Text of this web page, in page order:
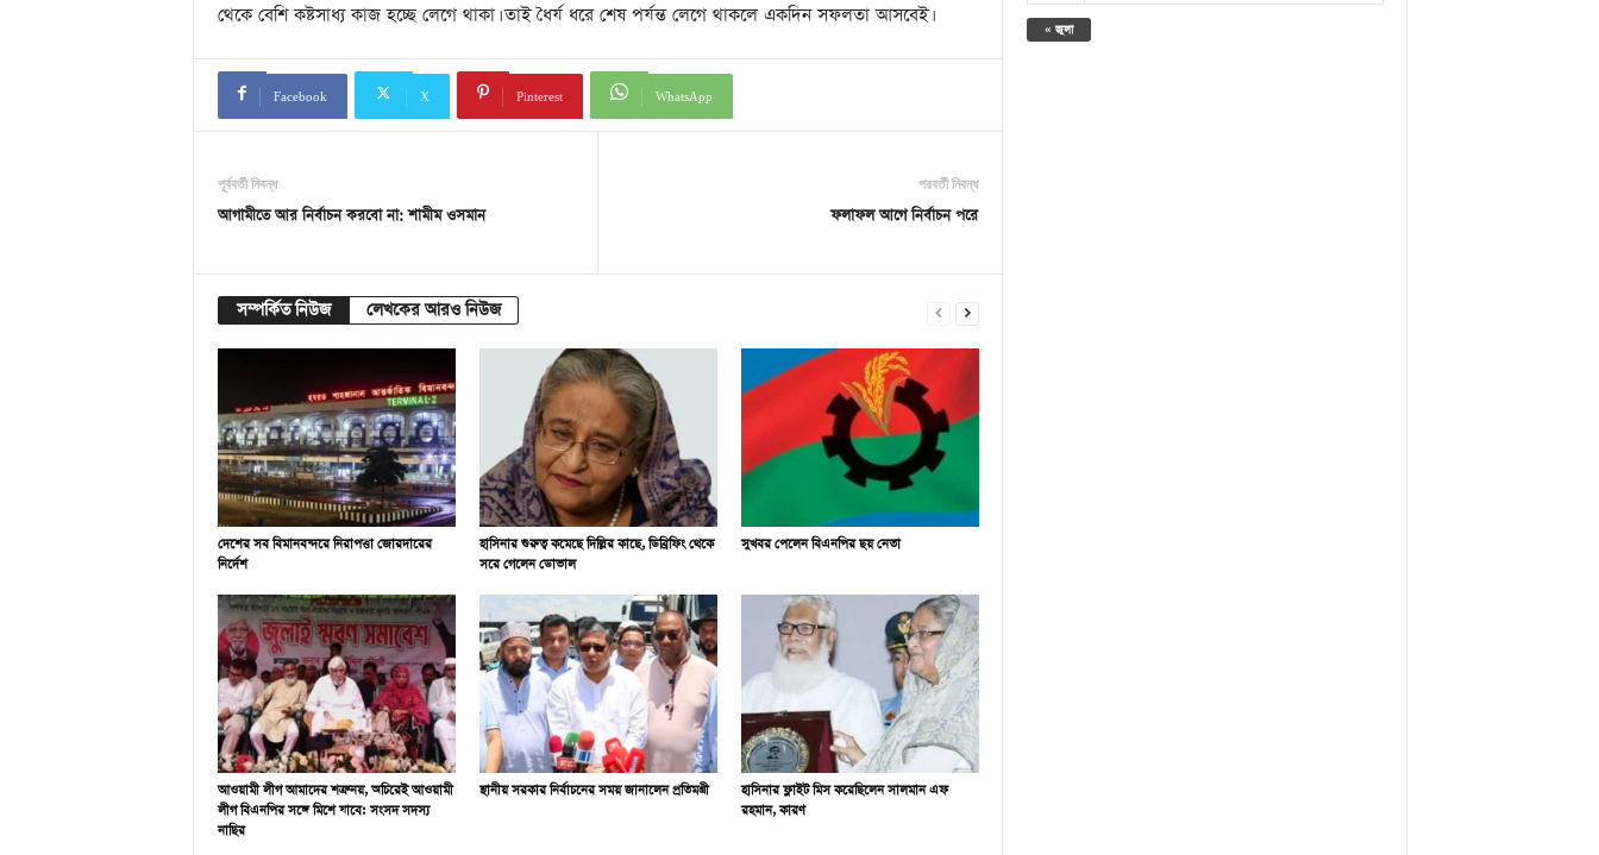
থেকে বেশি কষ্টসাধ্য কাজ হচ্ছে লেগে থাকা। তাই ধৈর্য ধরে শেষ পর্যন্ত লেগে থাকলে একদিন সফলতা আসবেই।
Facebook X Pinterest WhatsApp
পূর্ববর্তী নিবন্ধ
আগামীতে আর নির্বাচন করবো না: শামীম ওসমান
পরবর্তী নিবন্ধ
ফলাফল আগে নির্বাচন পরে
সম্পর্কিত নিউজ লেখকের আরও নিউজ
দেশের সব বিমানবন্দরে নিরাপত্তা জোরদারের
নির্দেশ
হাসিনার গুরুত্ব কমেছে দিল্লির কাছে, ডিব্রিফিং থেকে
সরে গেলেন ডোভাল
সুখবর পেলেন বিএনপির ছয় নেতা
আওয়ামী লীগ আমাদের শত্রু নয়, অচিরেই আওয়ামী
লীগ বিএনপির সঙ্গে মিশে যাবে: সংসদ সদস্য
নাছির
স্থানীয় সরকার নির্বাচনের সময় জানালেন প্রতিমন্ত্রী
হাসিনার ফ্লাইট মিস করেছিলেন সালমান এফ
রহমান, কারণ
« জুলা